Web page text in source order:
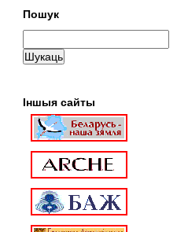
Пошук
Іншыя сайты